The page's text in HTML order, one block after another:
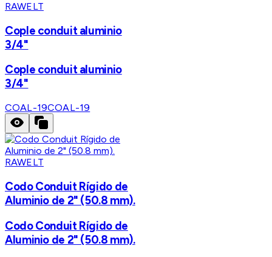
RAWELT
Cople conduit aluminio
3/4"
Cople conduit aluminio
3/4"
COAL-19COAL-19
RAWELT
Codo Conduit Rígido de
Aluminio de 2" (50.8 mm).
Codo Conduit Rígido de
Aluminio de 2" (50.8 mm).